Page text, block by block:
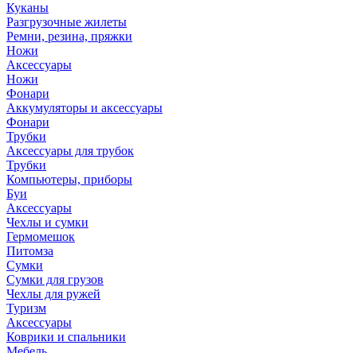
Куканы
Разгрузочные жилеты
Ремни, резина, пряжки
Ножи
Аксессуары
Ножи
Фонари
Аккумуляторы и аксессуары
Фонари
Трубки
Аксессуары для трубок
Трубки
Компьютеры, приборы
Буи
Аксессуары
Чехлы и сумки
Гермомешок
Питомза
Сумки
Сумки для грузов
Чехлы для ружей
Туризм
Аксессуары
Коврики и спальники